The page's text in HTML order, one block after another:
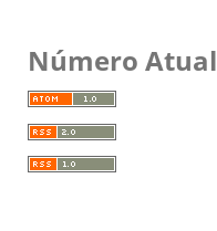
Número Atual